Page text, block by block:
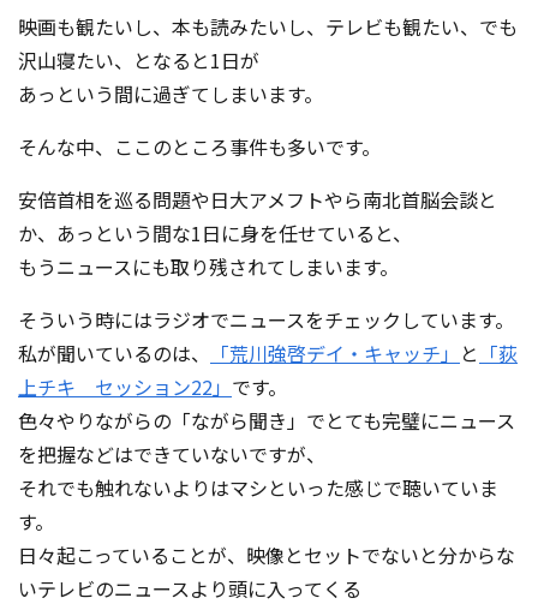
映画も観たいし、本も読みたいし、テレビも観たい、でも
沢山寝たい、となると1日が
あっという間に過ぎてしまいます。
そんな中、ここのところ事件も多いです。
安倍首相を巡る問題や日大アメフトやら南北首脳会談と
か、あっという間な1日に身を任せていると、
もうニュースにも取り残されてしまいます。
そういう時にはラジオでニュースをチェックしています。
私が聞いているのは、
「荒川強啓デイ・キャッチ」 と 「荻
上チキ セッション22」 です。
色々やりながらの「ながら聞き」でとても完璧にニュース
を把握などはできていないですが、
それでも触れないよりはマシといった感じで聴いていま
す。
日々起こっていることが、映像とセットでないと分からな
いテレビのニュースより頭に入ってくる